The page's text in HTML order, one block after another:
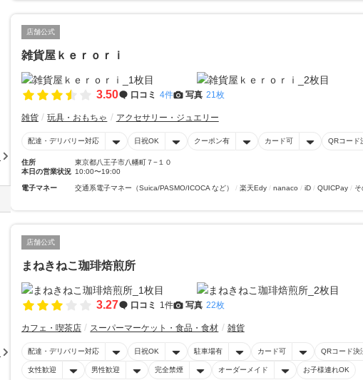
店舗公式
雑貨屋ｋｅｒｏｒｉ
3.50 口コミ 4件 写真 21枚
雑貨 玩具・おもちゃ アクセサリー・ジュエリー
配達・デリバリー対応 日祝OK クーポン有 カード可 QRコード
住所
東京都八王子市八幡町７−１０
本日の営業状況 10:00〜19:00
電子マネー 交通系電子マネー（Suica/PASMO/ICOCA など） 楽天Edy nanaco iD QUICPay
店舗公式
まねきねこ珈琲焙煎所
3.27 口コミ 1件 写真 22枚
カフェ・喫茶店 スーパーマーケット・食品・食材 雑貨
配達・デリバリー対応 日祝OK 駐車場有 カード可 QRコード決
女性歓迎 男性歓迎 完全禁煙 オーダーメイド お子様連れOK